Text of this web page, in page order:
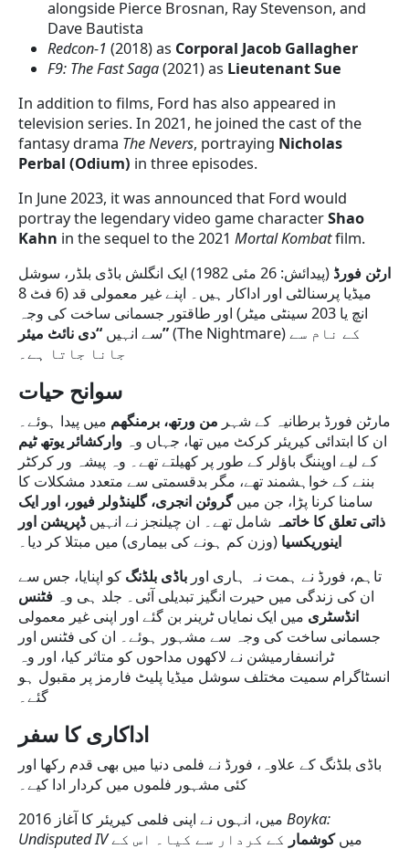
alongside Pierce Brosnan, Ray Stevenson, and
Dave Bautista
Redcon-1 (2018) as Corporal Jacob Gallagher
F9: The Fast Saga(2021) as Lieutenant Sue
In addition to films, Ford has also appeared in
television series. In 2021, he joined the cast of the
fantasy drama The Nevers, portraying Nicholas
Perbal (Odium) in three episodes.
In June 2023, it was announced that Ford would
portray the legendary video game characterShao
Kahn in the sequel to the 2021 Mortal Kombatfilm.
ارٹن فورڈ
(پیدائش: 26 مئی 1982) ایک انگلش باڈی بلڈر، سوشل
میڈیا پرسنالٹی اور اداکار ہیں۔ اپنے غیر معمولی قد (6 فٹ 8
انچ یا 203 سینٹی میٹر) اور طاقتور جسمانی ساخت کی وجہ
سے انہیں“دی نائٹ میئر”(The Nightmare) کے نام سے
جانا جاتا ہے۔
سوانح حیات
مارٹن فورڈ برطانیہ کے شہر من ورتھ، برمنگھم میں پیدا ہوئے۔
ان کا ابتدائی کیریئر کرکٹ میں تھا، جہاں وہ وارکشائر یوتھ ٹیم
کے لیے اوپننگ باؤلر کے طور پر کھیلتے تھے۔ وہ پیشہ ور کرکٹر
بننے کے خواہشمند تھے، مگر بدقسمتی سے متعدد مشکلات کا
سامنا کرنا پڑا، جن میںگروئن انجری، گلینڈولر فیور، اور ایک
ذاتی تعلق کا خاتمہ شامل تھے۔ ان چیلنجز نے انہیں ڈپریشن اور
اینوریکسیا (وزن کم ہونے کی بیماری) میں مبتلا کر دیا۔
تاہم، فورڈ نے ہمت نہ ہاری اور باڈی بلڈنگ کو اپنایا، جس سے
ان کی زندگی میں حیرت انگیز تبدیلی آئی۔ جلد ہی وہ فٹنس
انڈسٹری میں ایک نمایاں ٹرینر بن گئے اور اپنی غیر معمولی
جسمانی ساخت کی وجہ سے مشہور ہوئے۔ ان کی فٹنس اور
ٹرانسفارمیشن نے لاکھوں مداحوں کو متاثر کیا، اور وہ
انسٹاگرام سمیت مختلف سوشل میڈیا پلیٹ فارمز پر مقبول ہو
گئے۔
اداکاری کا سفر
باڈی بلڈنگ کے علاوہ، فورڈ نے فلمی دنیا میں بھی قدم رکھا اور
کئی مشہور فلموں میں کردار ادا کیے۔
Boyka:
Undisputed IV
میںکوشمار کے کردار سے کیا۔ اس کے